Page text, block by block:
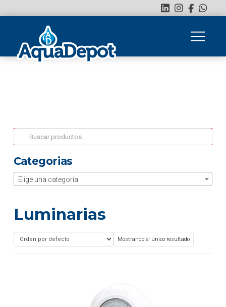
Buscar
por:
Categorias
Elige una categoría
Luminarias
Mostrando el único resultado